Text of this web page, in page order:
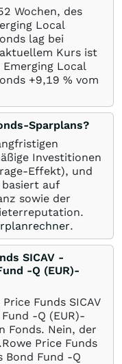
Wochen, des
Local
lag bei
Kurs ist
Emerging Local
+9,19 % vom
Sparplans?
Investitionen
Effekt), und
basiert auf
sowie der
.
SICAV -
-Q (EUR)-
Funds SICAV
-Q (EUR)-
Fonds. Nein, der
Price Funds
Bond Fund -Q